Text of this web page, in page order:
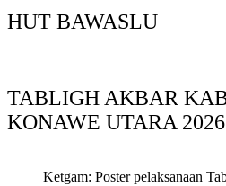
HUT BAWASLU
TABLIGH AKBAR
KONAWE UTARA 2026
Ketgam: Poster pelaksanaan